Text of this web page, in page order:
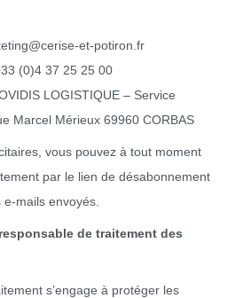
et-potiron.fr
(0)4 37 25 25 00
LOGISTIQUE – Service
Marcel Mérieux 69960 CORBAS
vous pouvez à tout moment
par le lien de désabonnement
mails envoyés.
de traitement des
s’engage à protéger les